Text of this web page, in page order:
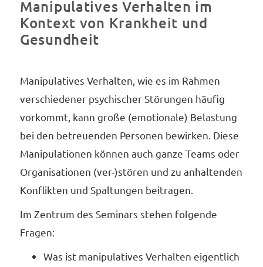
Manipulatives Verhalten im
Kontext von Krankheit und
Gesundheit
Manipulatives Verhalten, wie es im Rahmen
verschiedener psychischer Störungen häufig
vorkommt, kann große (emotionale) Belastung
bei den betreuenden Personen bewirken. Diese
Manipulationen können auch ganze Teams oder
Organisationen (ver-)stören und zu anhaltenden
Konflikten und Spaltungen beitragen.
Im Zentrum des Seminars stehen folgende
Fragen:
Was ist manipulatives Verhalten eigentlich